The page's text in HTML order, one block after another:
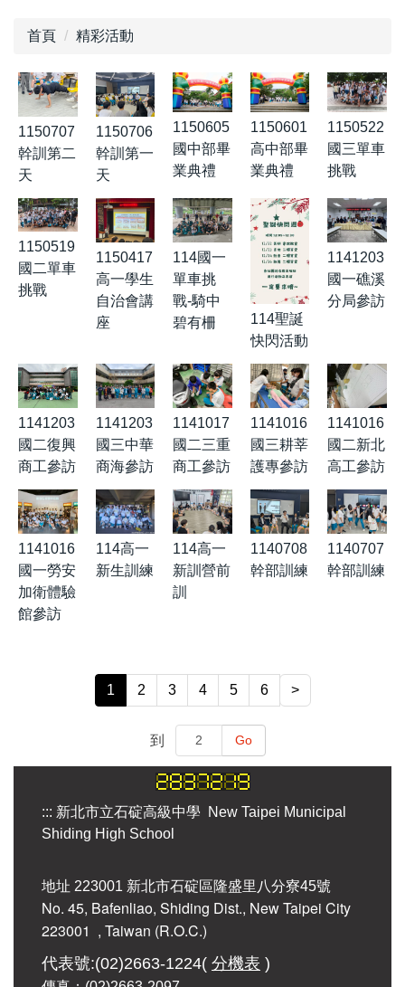
首頁 精彩活動
1150707
幹訓第二
天
1150706
幹訓第一
天
1150605
國中部畢
業典禮
1150601
高中部畢
業典禮
1150522
國三單車
挑戰
1150519
國二單車
挑戰
1150417
高一學生
自治會講
座
114國一
單車挑
戰-騎中
碧有柵
114聖誕
快閃活動
1141203
國一礁溪
分局參訪
1141203
國二復興
商工參訪
1141203
國三中華
商海參訪
1141017
國二三重
商工參訪
1141016
國三耕莘
護專參訪
1141016
國二新北
高工參訪
1141016
國一勞安
加衛體驗
館參訪
114高一
新生訓練
114高一
新訓營前
訓
1140708
幹部訓練
1140707
幹部訓練
1 2 3 4 5 6 >
到 Go
::: 新北市立石碇高級中學 New Taipei Municipal
Shiding High School
地址 223001 新北市石碇區隆盛里八分寮45號
No. 45, Bafenliao, Shiding Dist., New Taipei City
223001 , Taiwan (R.O.C.)
代表號:(02)2663-1224( 分機表 )